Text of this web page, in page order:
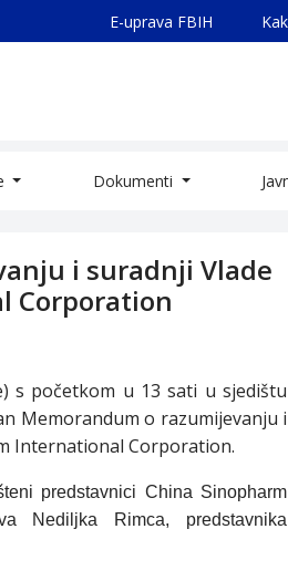
E-uprava FBIH
Dokumenti
i suradnji Vlade
Corporation
s početkom u 13 sati u sjedištu
Memorandum o razumijevanju i
International Corporation.
predstavnici China Sinopharm
Nediljka Rimca, predstavnika